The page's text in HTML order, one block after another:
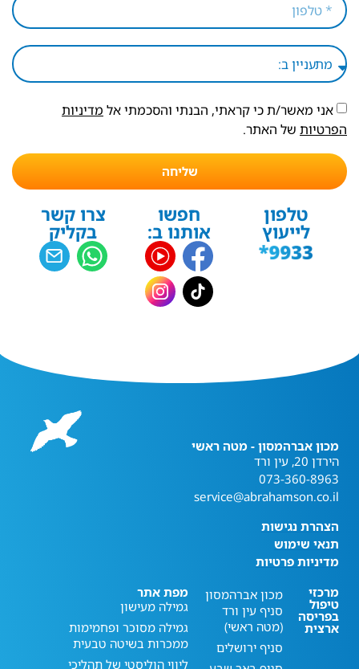
אני מאשר/ת כי קראתי, הבנתי והסכמתי אל מדיניות
הפרטיות של האתר.
שליחה
טלפון
לייעוץ
חפשו
אותנו ב:
צרו קשר
בקליק
מכון אברהמסון - מטה ראשי
הירדן 20, עין ורד
073-360-8963
service@abrahamson.co.il
הצהרת נגישות
תנאי שימוש
מדיניות פרטיות
מרכזי
טיפול
בפריסה
ארצית
מכון אברהמסון
סניף עין ורד
(מטה ראשי)
סניף ירושלים
מפת אתר
גמילה מעישון
גמילה מסוכר ופחמימות
ממכרות בשיטה טבעית
ליווי הוליסטי של תהליכי